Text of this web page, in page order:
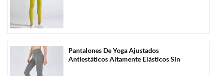
Pantalones De Yoga Ajustados
Antiestáticos Altamente Elásticos Sin